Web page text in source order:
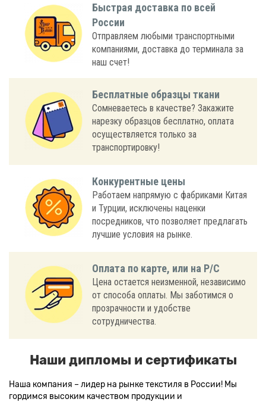
Быстрая доставка по всей
России
Отправляем любыми транспортными
компаниями, доставка до терминала за
наш счет!
Бесплатные образцы ткани
Сомневаетесь в качестве? Закажите
нарезку образцов бесплатно, оплата
осуществляется только за
транспортировку!
Конкурентные цены
Работаем напрямую с фабриками Китая
и Турции, исключены наценки
посредников, что позволяет предлагать
лучшие условия на рынке.
Оплата по карте, или на Р/С
Цена остается неизменной, независимо
от способа оплаты. Мы заботимся о
прозрачности и удобстве
сотрудничества.
Наши дипломы и сертификаты
Наша компания – лидер на рынке текстиля в России! Мы
гордимся высоким качеством продукции и